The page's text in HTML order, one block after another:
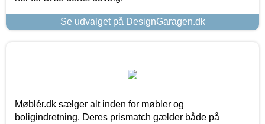
Se udvalget på DesignGaragen.dk
Møblér.dk sælger alt inden for møbler og
boligindretning. Deres prismatch gælder både på